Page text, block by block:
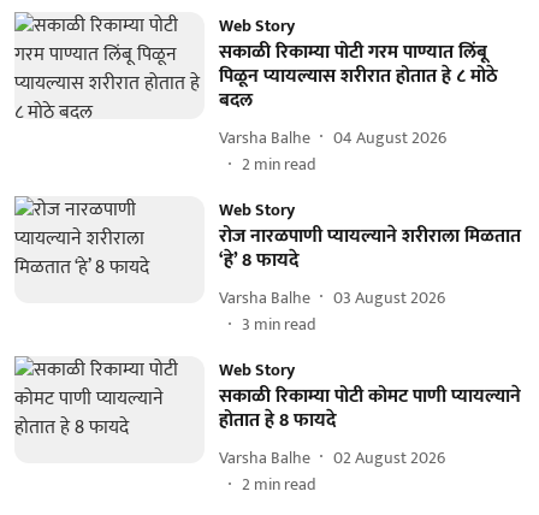
Web Story
सकाळी रिकाम्या पोटी गरम पाण्यात लिंबू
पिळून प्यायल्यास शरीरात होतात हे ८ मोठे
बदल
Varsha Balhe
04 August 2026
2min read
Web Story
रोज नारळपाणी प्यायल्याने शरीराला मिळतात
‘हे’ 8 फायदे
Varsha Balhe
03 August 2026
3 min read
Web Story
सकाळी रिकाम्या पोटी कोमट पाणी प्यायल्याने
होतात हे 8 फायदे
Varsha Balhe
02 August 2026
2min read